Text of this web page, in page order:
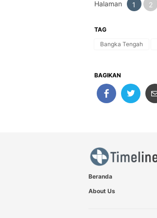
Halaman 1 2
TAG
Bangka Tengah
BAGIKAN
Beranda
About Us